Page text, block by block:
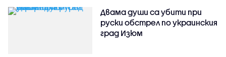
Двама души са убити при
руски обстрeл по украинския
град Изюм